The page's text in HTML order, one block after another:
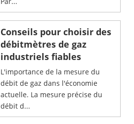
Conseils pour choisir des
débitmètres de gaz
industriels fiables
L'importance de la mesure du
débit de gaz dans l'économie
actuelle. La mesure précise du
débit d...